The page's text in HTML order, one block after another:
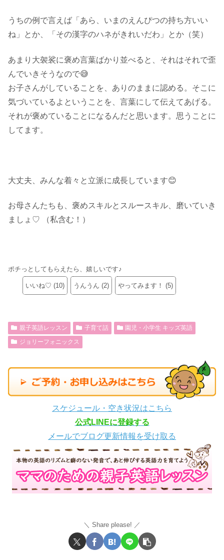
うちの例で言えば「あら、いまのえんぴつの持ち方いい
ね」とか、「その漢字のハネがきれいだわ」とか（笑）
あまり大袈裟に褒め言葉ばかり並べると、それはそれで歪
んでいきそうなので😅
お子さんがしていることを、ありのままに認める。そこに
気づいているよということを、言葉にして伝えてあげる。
それが褒めていることになるんだと思います。思うことに
してます。
大丈夫、みんな着々と立派に成長しています😊
お母さんたちも、褒めスキルとスルースキル、磨いていき
ましょ♡ （私含む！）
ポチっとしてもらえたら、嬉しいです♪
いいね♡ (10) うんうん (2) やってみます！ (5)
親子英語レッスン 子育て話
園児・小学生 キッズ英語
ジョリーフォニックス
スケジュール・空き状況はこちら
公式LINEに登録する
メールでブログ更新情報を受け取る
Share please!